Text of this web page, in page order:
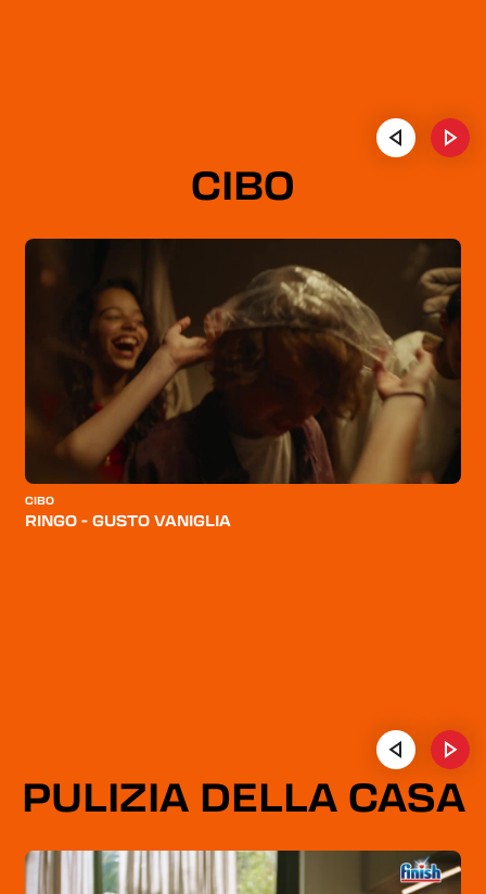
CIBO
CIBO
RINGO - GUSTO VANIGLIA
PULIZIA DELLA CASA